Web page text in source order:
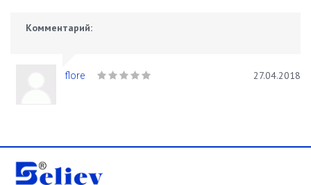
Комментарий:
flore 27.04.2018